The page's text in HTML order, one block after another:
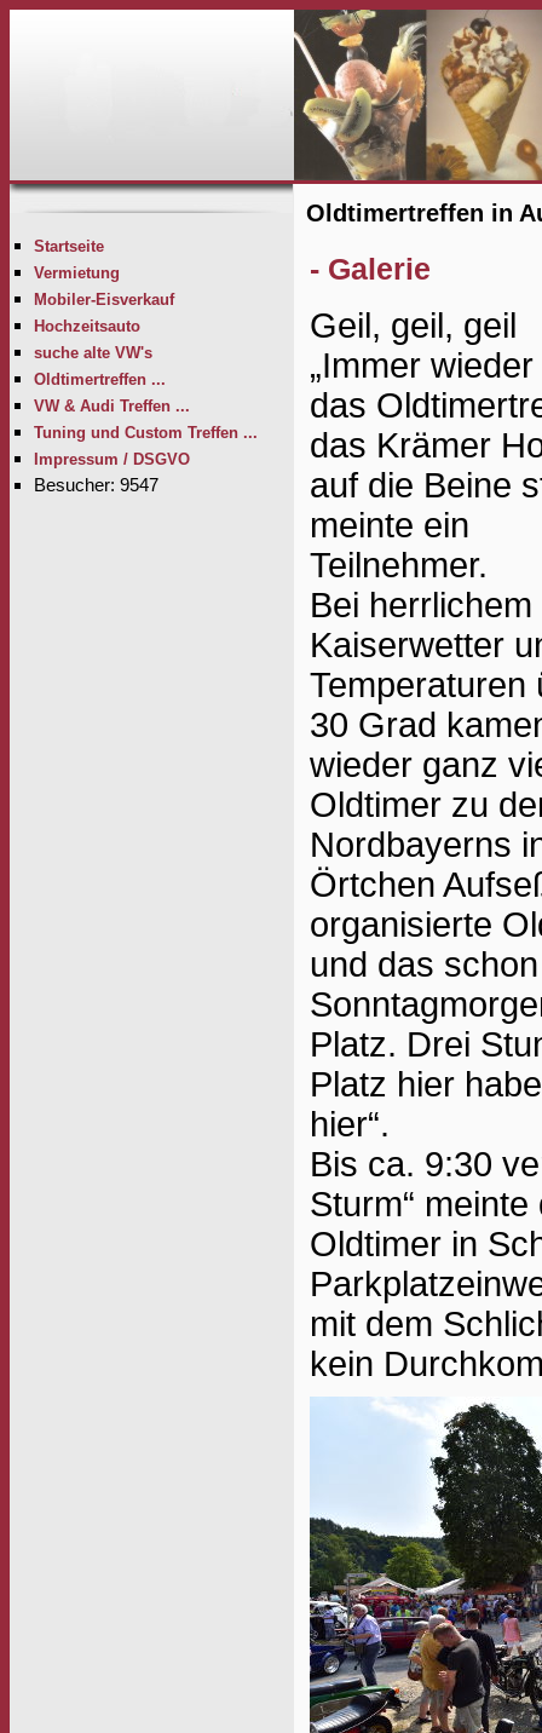
Startseite
Vermietung
Mobiler-Eisverkauf
Hochzeitsauto
suche alte VW's
Oldtimertreffen ...
VW & Audi Treffen ...
Tuning und Custom Treffen ...
Impressum / DSGVO
Besucher: 9547
Oldtimertreffen in
- Galerie
Geil, geil, geil
„Immer
das
das Krämer
auf die Beine
meinte ein
Teilnehmer.
Bei herrlichem
Kaiserwetter
Temperaturen
30 Grad
wieder ganz
Oldtimer zu
Nordbayerns
Örtchen
organisierte
und das
Platz. Drei
Platz hier
hier“.
Bis ca. 9:30
Sturm“
Oldtimer in
mit dem
kein